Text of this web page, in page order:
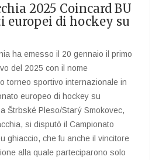
2025 Coincard BU
europei di hockey su
ha emesso il 20 gennaio il primo
del 2025 con il nome
torneo sportivo internazionale in
europeo di hockey su
Štrbské Pleso/Starý Smokovec,
si disputò il Campionato
ghiaccio, che fu anche il vincitore
alla quale parteciparono solo